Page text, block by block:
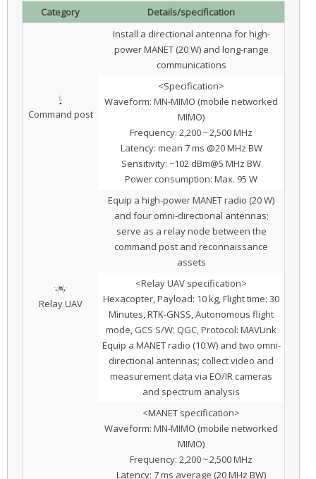
Category Details/specification
Command post
Install a directional antenna for high-
power MANET (20 W) and long-range
communications
<Specification>
Waveform: MN-MIMO (mobile networked
MIMO)
Frequency: 2,200～2,500 MHz
Latency: mean 7 ms @20 MHz BW
Sensitivity: −102 dBm@5 MHz BW
Power consumption: Max. 95 W
Relay UAV
Equip a high-power MANET radio (20 W)
and four omni-directional antennas;
serve as a relay node between the
command post and reconnaissance
assets
<Relay UAV specification>
Hexacopter, Payload: 10 kg, Flight time: 30
Minutes, RTK-GNSS, Autonomous flight
mode, GCS S/W: QGC, Protocol: MAVLink
Equip a MANET radio (10 W) and two omni-
directional antennas; collect video and
measurement data via EO/IR cameras
and spectrum analysis
<MANET specification>
Waveform: MN-MIMO (mobile networked
MIMO)
Frequency: 2,200～2,500 MHz
Latency: 7 ms average (20 MHz BW)